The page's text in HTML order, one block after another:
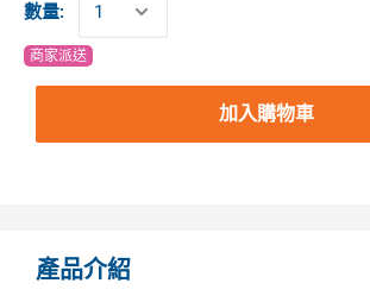
數量:
商家派送
加入購物車
產品介紹